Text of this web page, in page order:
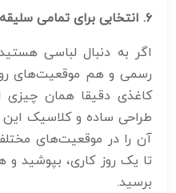
۶. انتخابی برای تمامی
اگر به دنبال لباسی
رسمی و هم موقعیت‌های
کاغذی دقیقا همان
طراحی ساده و کلاسیک
آن را در موقعیت‌های
تا یک روز کاری، بپوشید
برسید.